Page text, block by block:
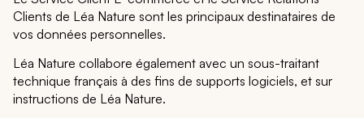
Clients de Léa Nature sont les principaux destinataires de
vos données personnelles.
Léa Nature collabore également avec un sous-traitant
technique français à des fins de supports logiciels, et sur
instructions de Léa Nature.